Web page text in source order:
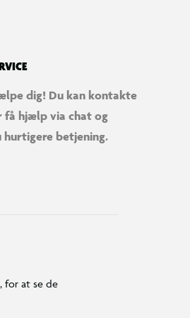
dig! Du kan kontakte
få hjælp via chat og
betjening.
for at se de